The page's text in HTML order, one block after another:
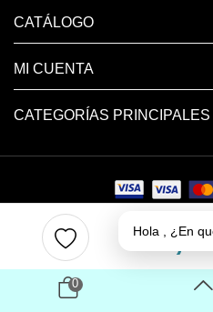
CATÁLOGO
MI CUENTA
CATEGORÍAS PRINCIPALES
Copyright ©
0
Hola , ¿En